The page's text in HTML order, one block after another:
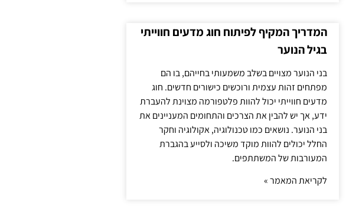
המדריך המקיף לפיתוח חוג מדעים חווייתי
בגיל הנוער
בני הנוער מצויים בשלב משמעותי בחייהם, בו הם
מפתחים זהות עצמית ורוכשים כישורים חדשים. חוג
מדעים חווייתי יכול להוות פלטפורמה מצוינת להעברת
ידע, אך יש להבין את הצרכים והתחומים המעניינים את
בני הנוער. נושאים כמו טכנולוגיה, אקולוגיה וחקר
החלל יכולים להוות מוקד משיכה ולסייע בהגברת
המעורבות של המשתתפים.
לקריאת המאמר »